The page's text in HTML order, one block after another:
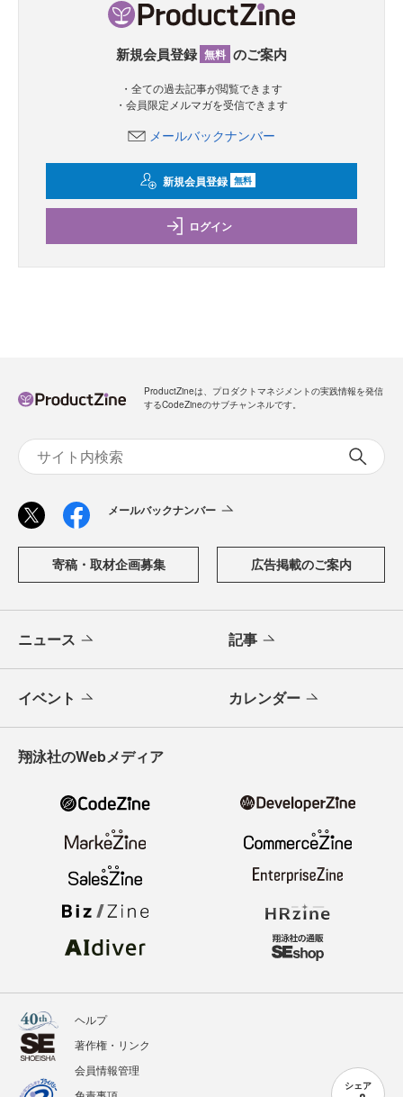
シェア
新規会員登録 無料 のご案内
・全ての過去記事が閲覧できます
・会員限定メルマガを受信できます
メールバックナンバー
新規会員登録 無料
ログイン
ProductZineは、プロダクトマネジメントの実践情報を発信
するCodeZineのサブチャンネルです。
メールバックナンバー
寄稿・取材企画募集 広告掲載のご案内
ニュース 記事
イベント カレンダー
翔泳社のWebメディア
ヘルプ
著作権・リンク
会員情報管理